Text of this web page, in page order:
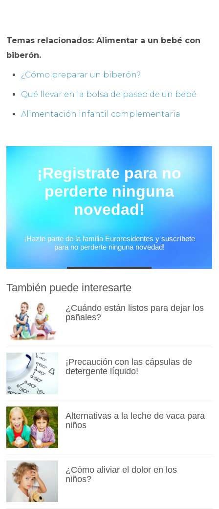
Temas relacionados: Alimentar a un bebé con
biberón.
¿Cómo preparar un biberón?
Qué llevar en la bolsa de paseo de un bebé
Alimentación infantil complementaria
También puede interesarte
¿Cuándo están listos para dejar los
pañales?
¡Precaución con las cápsulas de
detergente líquido!
Alternativas a la leche de vaca para
niños
¿Cómo aliviar el dolor en los
niños?